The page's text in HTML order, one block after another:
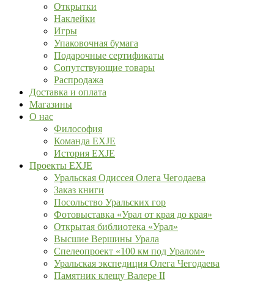
Открытки
Наклейки
Игры
Упаковочная бумага
Подарочные сертификаты
Сопутствующие товары
Распродажа
Доставка и оплата
Магазины
О нас
Философия
Команда EXJE
История EXJE
Проекты EXJE
Уральская Одиссея Олега Чегодаева
Заказ книги
Посольство Уральских гор
Фотовыставка «Урал от края до края»
Открытая библиотека «Урал»
Высшие Вершины Урала
Спелеопроект «100 км под Уралом»
Уральская экспедиция Олега Чегодаева
Памятник клещу Валере II